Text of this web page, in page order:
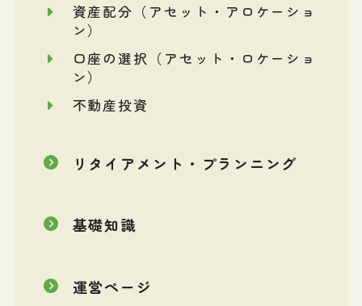
資産配分（アセット・アロケーショ
ン）
口座の選択（アセット・ロケーショ
ン）
不動産投資
リタイアメント・プランニング
基礎知識
運営ページ